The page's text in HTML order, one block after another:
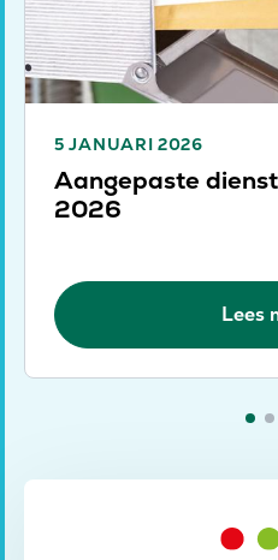
5 JANUARI 2026
Aangepaste
2026
Lees